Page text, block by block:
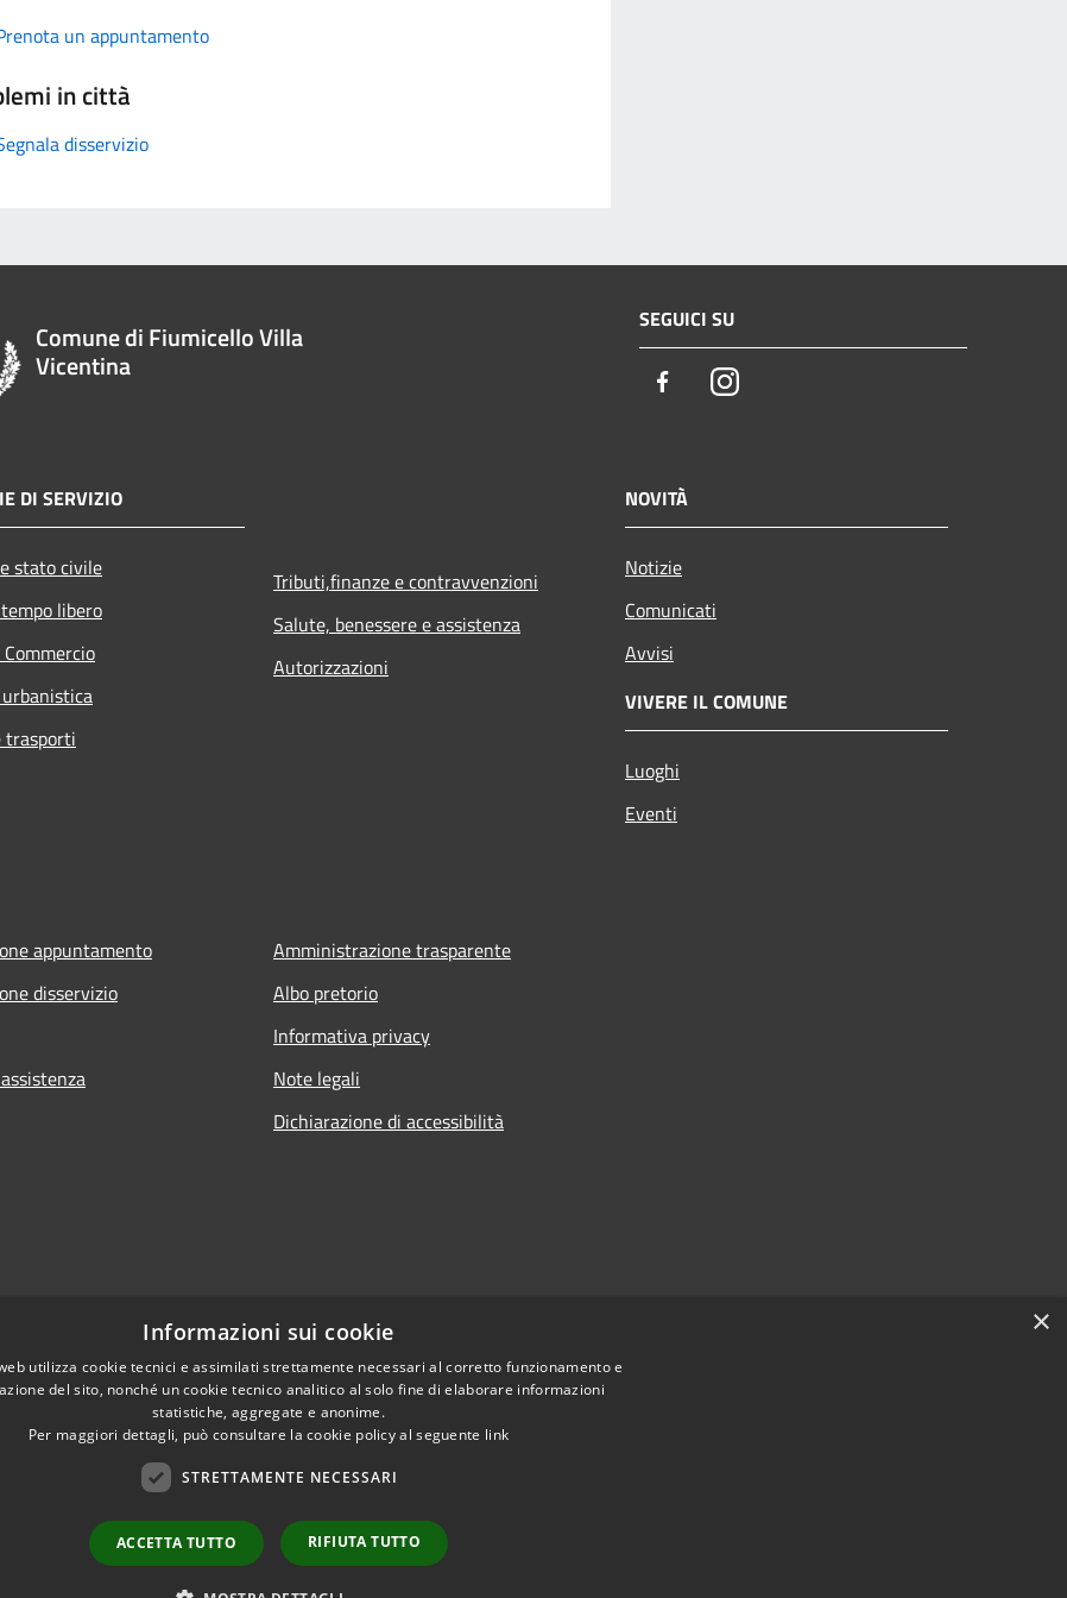
un appuntamento
in città
disservizio
Comune di Fiumicello Villa
Vicentina
SEGUICI SU
FacebookInstagram
DI SERVIZIO
stato civile
libero
trasporti
Tributi,finanze e contravvenzioni
Salute, benessere e assistenza
Autorizzazioni
NOVITÀ
Notizie
Comunicati
Avvisi
VIVERE IL COMUNE
Luoghi
Eventi
appuntamento
disservizio
Amministrazione trasparente
Albo pretorio
Informativa privacy
Note legali
Dichiarazione di accessibilità
×
Informazioni sui cookie
utilizza cookie tecnici e assimilati strettamente necessari al corretto funzionamento e
del sito, nonché un cookie tecnico analitico al solo fine di elaborare informazioni
statistiche, aggregate e anonime.
Per maggiori dettagli, può consultare la cookie policy al seguente link
STRETTAMENTE NECESSARI
ACCETTA TUTTO RIFIUTA TUTTO